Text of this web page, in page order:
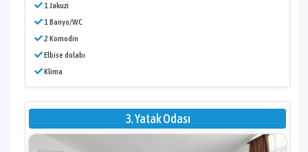
1 Jakuzi
1 Banyo/WC
2 Komodin
Elbise dolabı
Klima
3. Yatak Odası